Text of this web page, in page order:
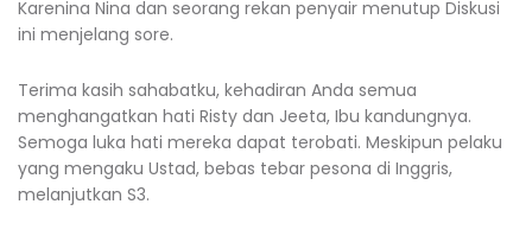
Karenina Nina dan seorang rekan penyair menutup Diskusi
ini menjelang sore.
Terima kasih sahabatku, kehadiran Anda semua
menghangatkan hati Risty dan Jeeta, Ibu kandungnya.
Semoga luka hati mereka dapat terobati. Meskipun pelaku
yang mengaku Ustad, bebas tebar pesona di Inggris,
melanjutkan S3.